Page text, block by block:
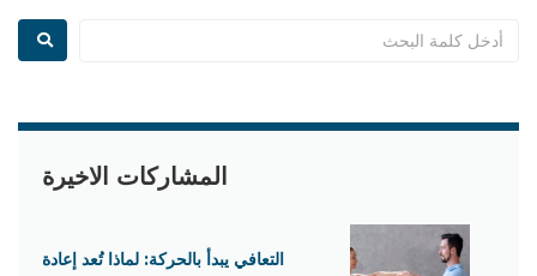
المشاركات الاخيرة
التعافي يبدأ بالحركة: لماذا تُعد إعادة